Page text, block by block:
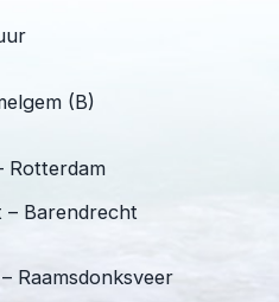
(B)
Rotterdam
– Barendrecht
Raamsdonksveer